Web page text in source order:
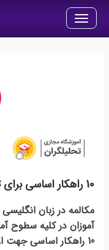
Toggle
navigation
10 راهکار اساسی برای تقویت مکالمه در زبان انگلیسی
مکالمه در زبان
آموزان در کلیه سطوح
10 راهکار اساسی جهت ارتقای مهارت مکالمه می پردازیم.